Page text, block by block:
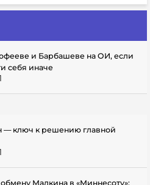
и Барбашеве на ОИ, если
себя иначе
— ключ к решению главной
Малкина в «Миннесоту»: